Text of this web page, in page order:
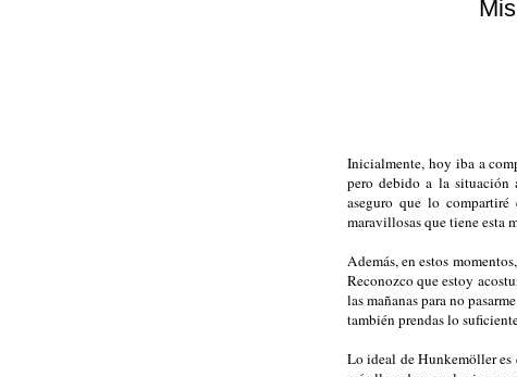
Inicialmente, hoy iba a
pero debido a la situación
aseguro que lo
maravillosas que tiene esta
Además, en estos
Reconozco que estoy
las mañanas para no
también prendas lo
Lo ideal de Hunkemöller es